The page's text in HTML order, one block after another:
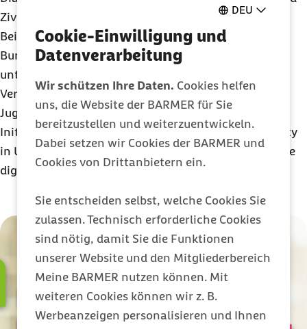
DEU
Cookie-Einwilligung und
Datenverarbeitung
Wir schützen Ihre Daten. Cookies helfen
uns, die Website der BARMER für Sie
bereitzustellen und weiterzuentwickeln.
Dabei setzen wir Cookies der BARMER und
Cookies von Drittanbietern ein.
Sie entscheiden selbst, welche Cookies Sie
zulassen. Technisch erforderliche Cookies
sind nötig, damit Sie die Funktionen
unserer Website und den Mitgliederbereich
Meine BARMER nutzen können. Mit
weiteren Cookies können wir z. B.
Werbeanzeigen personalisieren und Ihnen
Zivilgesellschaft“, betont Dirk Weller.
Beim anschließenden D21-Sommerempfang mit
Bundesjustizministerin Dr. Stefanie Hubig standen
unter anderem KI, Deepfakes, digitale Gewalt,
Verbraucherschutz und der Schutz von Kindern und
Jugendlichen im Fokus. Damit unterstreicht die
Initiative D21 die Bedeutung von Digital Responsibility
in Unternehmen, Verwaltung und Politik für eine faire
digitale Gesellschaft.